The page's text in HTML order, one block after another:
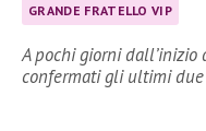
GRANDE FRATELLO VIP
A pochi giorni
confermati gli ultimi